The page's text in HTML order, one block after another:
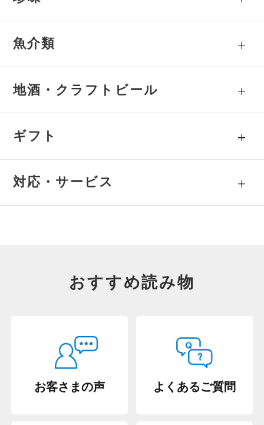
魚介類
地酒・クラフトビール
ギフト
対応・サービス
おすすめ読み物
お客さまの声 よくあるご質問